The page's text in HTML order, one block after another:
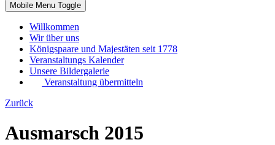
Mobile Menu Toggle
Willkommen
Wir über uns
Königspaare und Majestäten seit 1778
Veranstaltungs Kalender
Unsere Bildergalerie
Veranstaltung übermitteln
Zurück
Ausmarsch 2015